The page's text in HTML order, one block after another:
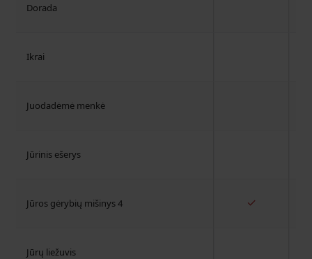
Dorada
Ikrai
Juodadėmė menkė
Jūrinis ešerys
Jūros gėrybių mišinys 4 ✓
Jūrų liežuvis